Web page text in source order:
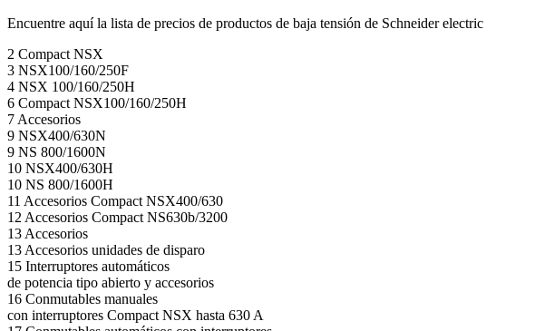
Encuentre aquí la lista de precios de productos de baja tensión de Schneider electric
2 Compact NSX
3 NSX100/160/250F
4 NSX 100/160/250H
6 Compact NSX100/160/250H
7 Accesorios
9 NSX400/630N
9 NS 800/1600N
10 NSX400/630H
10 NS 800/1600H
11 Accesorios Compact NSX400/630
12 Accesorios Compact NS630b/3200
13 Accesorios
13 Accesorios unidades de disparo
15 Interruptores automáticos
de potencia tipo abierto y accesorios
16 Conmutables manuales
con interruptores Compact NSX hasta 630 A